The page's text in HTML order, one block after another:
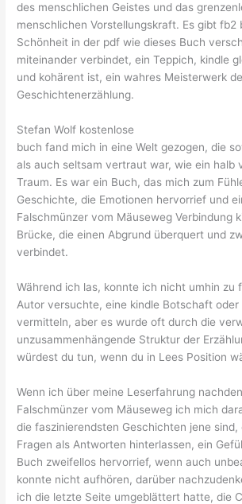
des menschlichen Geistes und das
menschlichen Vorstellungskraft. Es gibt fb2
Schönheit in der pdf wie dieses Buch
miteinander verbindet, ein Teppich, kindle
und kohärent ist, ein wahres Meisterwerk
Geschichtenerzählung.
Stefan Wolf kostenlose
buch fand mich in eine Welt gezogen, die
als auch seltsam vertraut war, wie ein halb
Traum. Es war ein Buch, das mich zum
Geschichte, die Emotionen hervorrief und
Falschmünzer vom Mäuseweg Verbindung
Brücke, die einen Abgrund überquert und
verbindet.
Während ich las, konnte ich nicht umhin zu
Autor versuchte, eine kindle Botschaft oder
vermitteln, aber es wurde oft durch die
unzusammenhängende Struktur der
würdest du tun, wenn du in Lees Position
Wenn ich über meine Leserfahrung
Falschmünzer vom Mäuseweg ich mich
die faszinierendsten Geschichten jene sind,
Fragen als Antworten hinterlassen, ein
Buch zweifellos hervorrief, wenn auch
konnte nicht aufhören, darüber
ich die letzte Seite umgeblättert hatte, die